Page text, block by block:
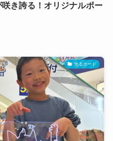
咲き誇る！オリジナルポー
光るボード